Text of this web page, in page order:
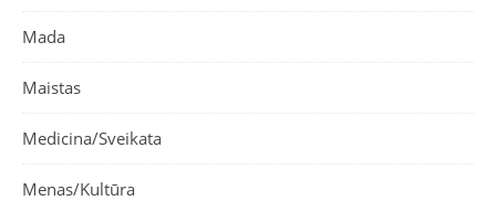
Mada
Maistas
Medicina/Sveikata
Menas/Kultūra